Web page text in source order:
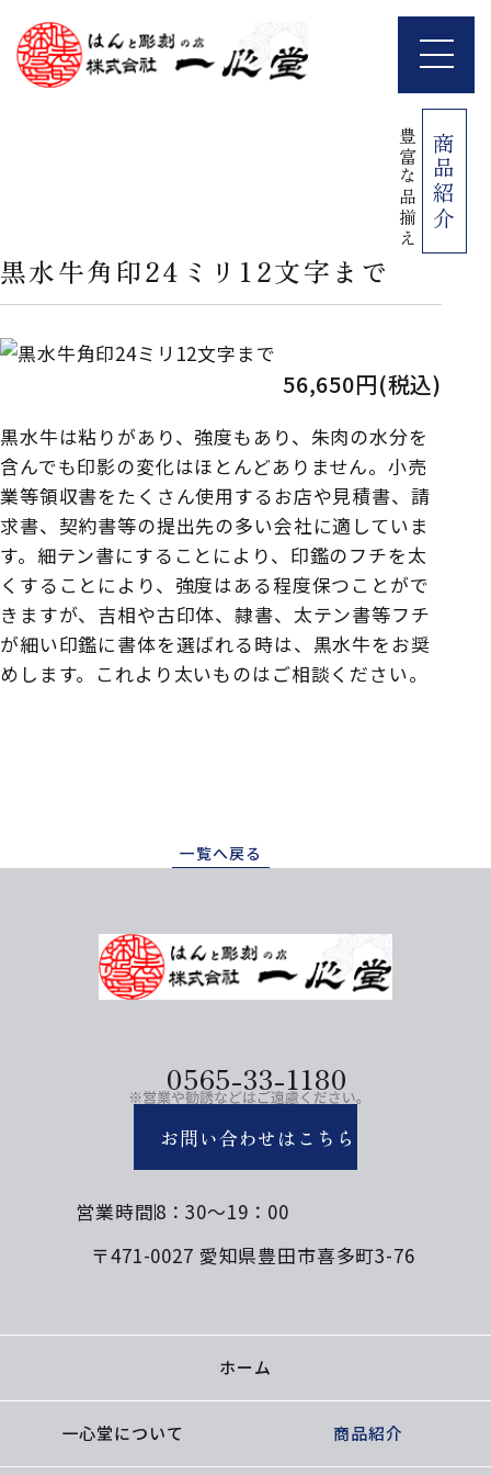
商品紹介
豊富な品揃え
黒水牛角印24ミリ12文字まで
56,650円(税込)
黒水牛は粘りがあり、強度もあり、朱肉の水分を
含んでも印影の変化はほとんどありません。小売
業等領収書をたくさん使用するお店や見積書、請
求書、契約書等の提出先の多い会社に適していま
す。細テン書にすることにより、印鑑のフチを太
くすることにより、強度はある程度保つことがで
きますが、吉相や古印体、隷書、太テン書等フチ
が細い印鑑に書体を選ばれる時は、黒水牛をお奨
めします。これより太いものはご相談ください。
一覧へ戻る
0565-33-1180
お問い合わせはこちら
営業時間8：30～19：00
〒471-0027 愛知県豊田市喜多町3-76
ホーム
一心堂について 商品紹介